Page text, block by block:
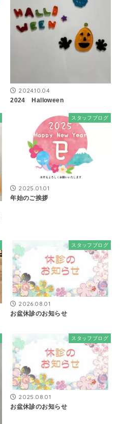
2024.10.04
2024 Halloween
スタッフブログ
2025.01.01
年始のご挨拶
スタッフブログ
2026.08.01
お盆休診のお知らせ
スタッフブログ
2025.08.01
お盆休診のお知らせ